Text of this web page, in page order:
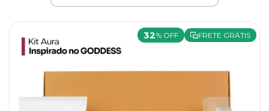
32% OFF FRETE GRÁTIS